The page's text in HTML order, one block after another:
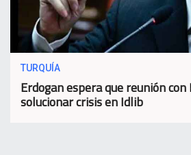
TURQUÍA
Erdogan espera que reunión
solucionar crisis en Idlib